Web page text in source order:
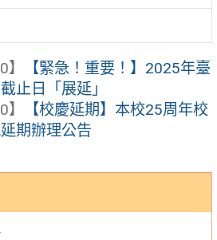
【緊急！重要！】2025年臺
止日「展延」
【校慶延期】本校25周年校
期辦理公告